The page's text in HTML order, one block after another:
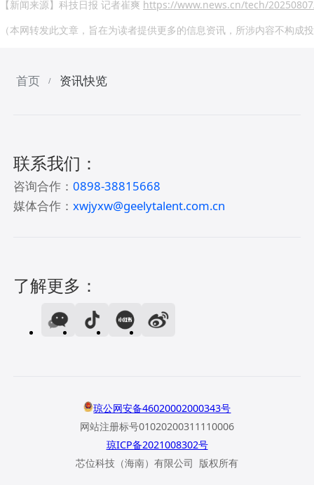
【新闻来源】科技日报 记者崔爽 https://www.news.cn/tech/
（本网转发此文章，旨在为读者提供更多的信息资讯，所涉内容不构
首页 / 资讯快览
联系我们：
咨询合作：0898-38815668
媒体合作：xwjyxw@geelytalent.com.cn
了解更多：
琼公网安备46020002000343号
网站注册标号01020200311110006
琼ICP备2021008302号
芯位科技（海南）有限公司 版权所有